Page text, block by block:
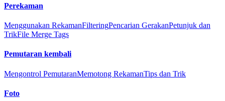
Perekaman
Menggunakan RekamanFilteringPencarian GerakanPetunjuk dan
TrikFile Merge Tags
Pemutaran kembali
Mengontrol PemutaranMemotong RekamanTips dan Trik
Foto